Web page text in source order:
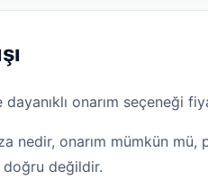
onarım seçeneği
nedir, onarım mümkün
doğru değildir.